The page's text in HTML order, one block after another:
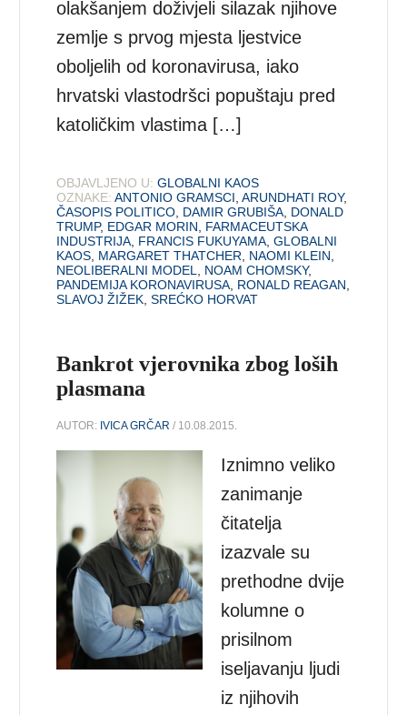
olakšanjem doživjeli silazak njihove
zemlje s prvog mjesta ljestvice
oboljelih od koronavirusa, iako
hrvatski vlastodršci popuštaju pred
katoličkim vlastima […]
OBJAVLJENO U: GLOBALNI KAOS
OZNAKE: ANTONIO GRAMSCI ,ARUNDHATI ROY,
ČASOPIS POLITICO DAMIR GRUBIŠA DONALD
TRUMP, EDGAR MORIN
FARMACEUTSKA
INDUSTRIJA FRANCIS FUKUYAMA ,GLOBALNI
KAOS MARGARET THATCHER NAOMI KLEIN
NEOLIBERALNI MODEL
NOAM CHOMSKY,
PANDEMIJA KORONAVIRUSA RONALD REAGAN
SLAVOJ ŽIŽEK ,SREĆKO HORVAT
Bankrot vjerovnika zbog loših
plasmana
AUTOR: IVICA GRČAR / 10.08.2015.
Iznimno veliko
zanimanje
čitatelja
izazvale su
prethodne dvije
kolumne o
prisilnom
iseljavanju ljudi
iz njihovih